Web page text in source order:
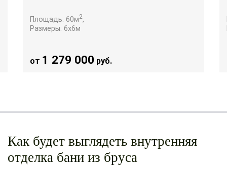
Площадь:60м2,
Размеры:6х6м
от 1 279 000 руб.
Как будет выглядеть внутренняя
отделка бани из бруса